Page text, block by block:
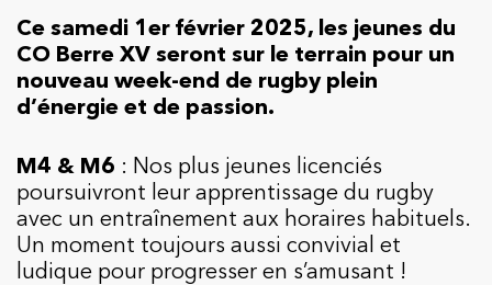
Ce samedi 1er février 2025, les jeunes du
CO Berre XV seront sur le terrain pour un
nouveau week-end de rugby plein
d’énergie et de passion.
M4 & M6 : Nos plus jeunes licenciés
poursuivront leur apprentissage du rugby
avec un entraînement aux horaires habituels.
Un moment toujours aussi convivial et
ludique pour progresser en s’amusant !